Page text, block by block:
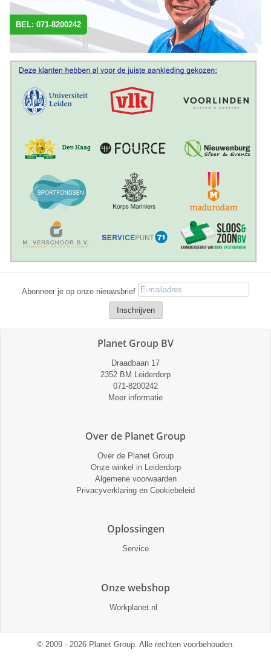
BEL: 071-8200242
Abonneer je op onze nieuwsbrief
Planet Group BV
Draadbaan 17
2352 BM Leiderdorp
071-8200242
Meer informatie
Over de Planet Group
Over de Planet Group
Onze winkel in Leiderdorp
Algemene voorwaarden
Privacyverklaring en Cookiebeleid
Oplossingen
Service
Onze webshop
Workplanet.nl
© 2009 - 2026 Planet Group. Alle rechten voorbehouden.